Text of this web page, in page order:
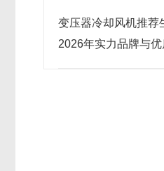
变压器冷却风机推荐
2026年实力品牌与优